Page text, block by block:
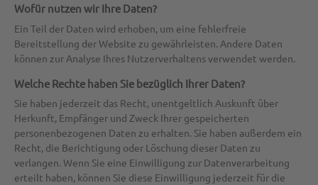
Wofür nutzen wir Ihre Daten?
Ein Teil der Daten wird erhoben, um eine fehlerfreie
Bereitstellung der Website zu gewährleisten. Andere Daten
können zur Analyse Ihres Nutzerverhaltens verwendet werden.
Welche Rechte haben Sie bezüglich Ihrer Daten?
Sie haben jederzeit das Recht, unentgeltlich Auskunft über
Herkunft, Empfänger und Zweck Ihrer gespeicherten
personenbezogenen Daten zu erhalten. Sie haben außerdem ein
Recht, die Berichtigung oder Löschung dieser Daten zu
verlangen. Wenn Sie eine Einwilligung zur Datenverarbeitung
erteilt haben, können Sie diese Einwilligung jederzeit für die